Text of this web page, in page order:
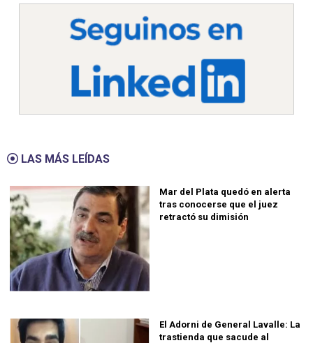
LAS MÁS LEÍDAS
Mar del Plata quedó en alerta
tras conocerse que el juez
retractó su dimisión
El Adorni de General Lavalle: La
trastienda que sacude al